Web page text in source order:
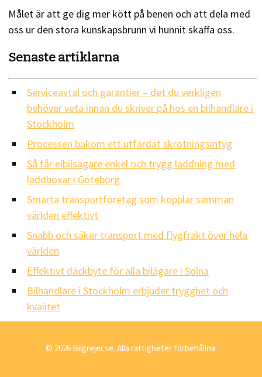
Målet är att ge dig mer kött på benen och att dela med
oss ur den stora kunskapsbrunn vi hunnit skaffa oss.
Senaste artiklarna
Serviceavtal och garantier – det du verkligen
behöver veta innan du skriver på hos en bilhandlare i
Stockholm
Processen bakom ett utfärdat skrotningsintyg
Så får elbilsägare enkel och trygg laddning med
laddboxar i Göteborg
Smarta transportföretag som kopplar samman
världen effektivt
Snabb och säker transport med flygfrakt över hela
världen
Effektivt däckbyte för alla bilägare i Solna
Bilhandlare i Stockholm erbjuder trygghet och
kvalitet
© 2026 Bilgrejer.se. Alla rättigheter förbehållna.